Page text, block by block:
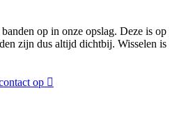
op in onze opslag. Deze is op
zijn dus altijd dichtbij. Wisselen is
op